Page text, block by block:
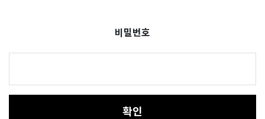
비밀번호
확인